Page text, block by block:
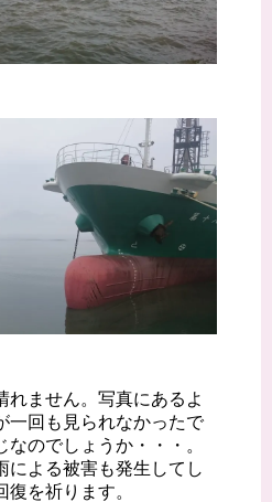
れません。写真にあるよ
一回も見られなかったで
のでしょうか・・・。
による被害も発生してし
復を祈ります。